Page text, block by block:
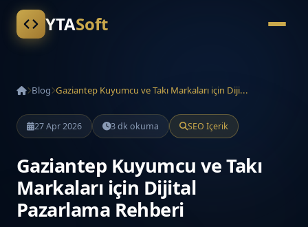
YTASoft
Blog Gaziantep Kuyumcu ve Takı Markaları için Diji...
27 Apr 2026 3 dk okuma SEO İçerik
Gaziantep Kuyumcu ve Takı
Markaları için Dijital
Pazarlama Rehberi